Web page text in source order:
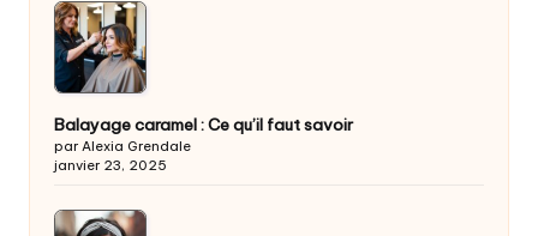
Balayage caramel : Ce qu’il faut savoir
par Alexia Grendale
janvier 23, 2025